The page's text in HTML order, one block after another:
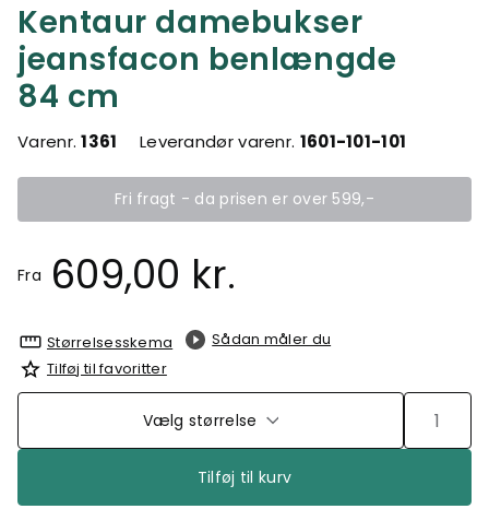
Kentaur damebukser
jeansfacon benlængde
84 cm
Varenr.1361 Leverandør varenr. 1601-101-101
Fri fragt - da prisen er over 599,-
Fra 609,00 kr.
Størrelsesskema
Sådan måler du
Tilføj til favoritter
Vælg størrelse
Tilføj til kurv